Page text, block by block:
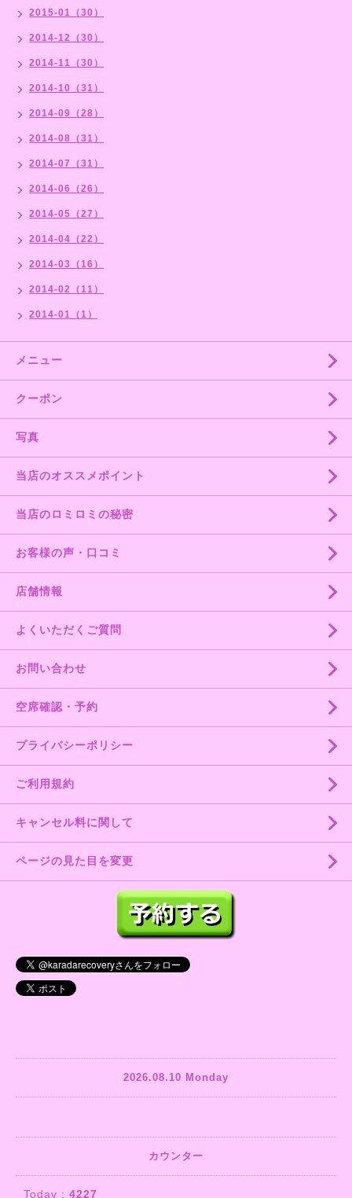
2015-01（30）
2014-12（30）
2014-11（30）
2014-10（31）
2014-09（28）
2014-08（31）
2014-07（31）
2014-06（26）
2014-05（27）
2014-04（22）
2014-03（16）
2014-02（11）
2014-01（1）
メニュー
クーポン
写真
当店のオススメポイント
当店のロミロミの秘密
お客様の声・口コミ
店舗情報
よくいただくご質問
お問い合わせ
空席確認・予約
プライバシーポリシー
ご利用規約
キャンセル料に関して
ページの見た目を変更
2026.08.10 Monday
カウンター
Today : 4227